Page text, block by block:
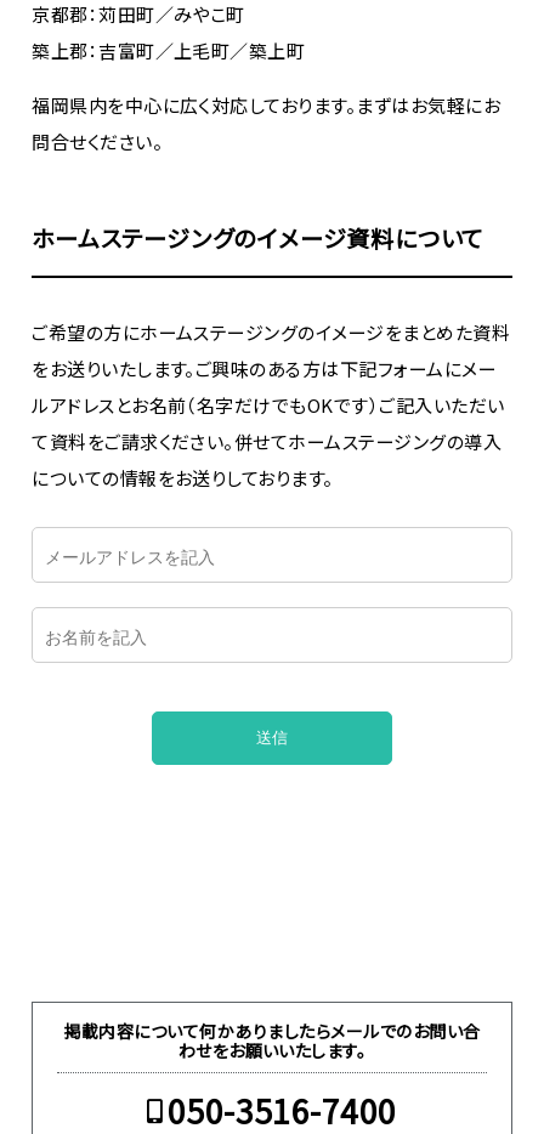
京都郡：苅田町／みやこ町
築上郡：吉富町／上毛町／築上町
福岡県内を中心に広く対応しております。まずはお気軽にお
問合せください。
ホームステージングのイメージ資料について
ご希望の方にホームステージングのイメージをまとめた資料
をお送りいたします。ご興味のある方は下記フォームにメー
ルアドレスとお名前（名字だけでもOKです）ご記入いただい
て資料をご請求ください。併せてホームステージングの導入
についての情報をお送りしております。
掲載内容について何かありましたらメールでのお問い合
わせをお願いいたします。
050-3516-7400